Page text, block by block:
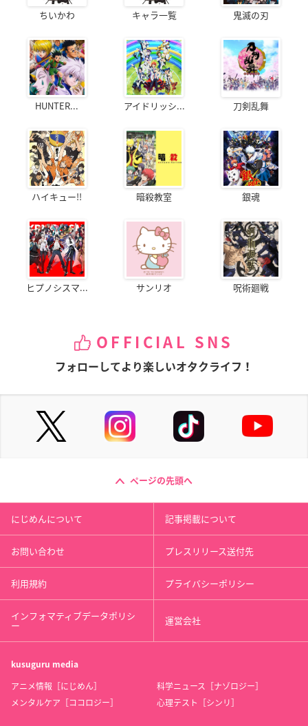
ちいかわ キャラ一覧 鬼滅の刃
HUNTER... アイドリッシ... 刀剣乱舞
ハイキュー!! 暗殺教室 銀魂
ヒプノシスマ... サンリオ 呪術廻戦
OFFICIAL SNS
フォローしてより楽しいオタクライフ！
ページの先頭へ
にじめんについて 記事掲載について
お問い合わせ プレスリリース送付先
利用規約 プライバシーポリシー
インフォマティブデータポリシ
ー 運営会社
kusuguru media
アニメ情報［にじめん］
科学ニュース［ナゾロジー］
メンタルケア［ココロジー］
心理テスト［シンリ］